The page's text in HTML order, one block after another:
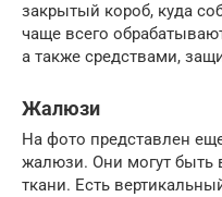
закрытый короб, куда
чаще всего
а также средствами,
Жалюзи
На фото представлен
жалюзи. Они могут быть
ткани. Есть